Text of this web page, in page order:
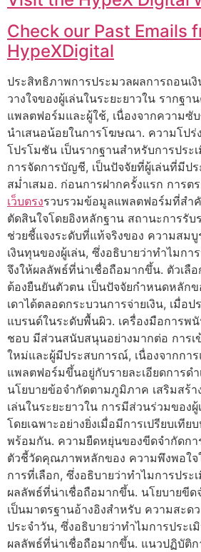
Check our Past Emails
HypeXDigital
ประสิทธิภาพการประมวลผลการถอนเงิ
วางใจของผู้เล่นในระยะยาวใน รากฐา
แพลตฟอร์มและผู้ใช้, เนื่องจากความซั
นำเสนอน้อยในการโฆษณา. ความโปร่
โปรโมชัน เป็นรากฐานสำหรับการประ
การจัดการบัญชี, เป็นปัจจัยที่ผู้เล่นที่มีป
สม่ำเสมอ. ก่อนการฝากครั้งแรก การต
เว็บตรงรวบรวมข้อมูลแพลตฟอร์มที่สำ
ตัดสินใจโดยอิงหลักฐาน สถานะการรับ
ช่วยชี้แจงระดับที่แท้จริงของ ความสม
เงินทุนของผู้เล่น, ซึ่งอธิบายว่าทำไมกา
จึงให้ผลลัพธ์ที่น่าเชื่อถือมากขึ้น. ตัวเลือ
ต้องยืนยันตัวตน เป็นปัจจัยกำหนดหลัก
เดาได้ตลอดกระบวนการจ่ายเงิน, เมื่อป
แบรนด์ในระดับพื้นผิว. เครื่องมือการพ
ชอบ มีส่วนสนับสนุนอย่างมากต่อ การเ
ใหม่และผู้มีประสบการณ์, เนื่องจากกา
แพลตฟอร์มขึ้นอยู่กับรายละเอียดการด
นโยบายข้อจำกัดตามภูมิภาค เสริมสร้า
เล่นในระยะยาวใน การมีส่วนร่วมของผู้
โดยเฉพาะอย่างยิ่งเมื่อมีการเปรียบเที
พร้อมกัน. ความยืดหยุ่นของขีดจำกัดกา
ตัวชี้วัดคุณภาพหลักของ ความพึงพอใจ
การที่เลือก, ซึ่งอธิบายว่าทำไมการประ
ผลลัพธ์ที่น่าเชื่อถือมากขึ้น. นโยบายขี
เป็นมาตรฐานอ้างอิงสำหรับ ความสะด
ประจำวัน, ซึ่งอธิบายว่าทำไมการประเ
ผลลัพธ์ที่น่าเชื่อถือมากขึ้น. แนวปฏิบัติก